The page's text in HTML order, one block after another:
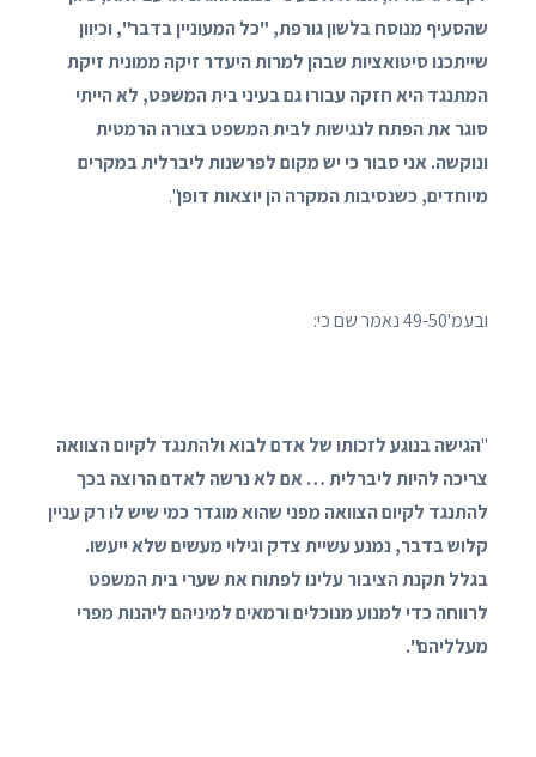
שהסעיף מנוסח בלשון גורפת, "כל המעוניין בדבר", וכיוון
שייתכנו סיטואציות שבהן למרות היעדר זיקה ממונית זיקת
המתנגד היא חזקה עבורו גם בעיני בית המשפט, לא הייתי
סוגר את הפתח לנגישות לבית המשפט בצורה הרמטית
ונוקשה. אני סבור כי יש מקום לפרשנות ליברלית במקרים
מיוחדים, כשנסיבות המקרה הן יוצאות דופן".
ובעמ'49-50 נאמר שם כי:
"הגישה בנוגע לזכותו של אדם לבוא ולהתנגד לקיום הצוואה
צריכה להיות ליברלית … אם לא נרשה לאדם הרוצה בכך
להתנגד לקיום הצוואה מפני שהוא מוגדר כמי שיש לו רק עניין
קלוש בדבר, נמנע עשיית צדק וגילוי מעשים שלא ייעשו.
בגלל תקנת הציבור עלינו לפתוח את שערי בית המשפט
לרווחה כדי למנוע מנוכלים ורמאים למיניהם ליהנות מפרי
מעלליהם".